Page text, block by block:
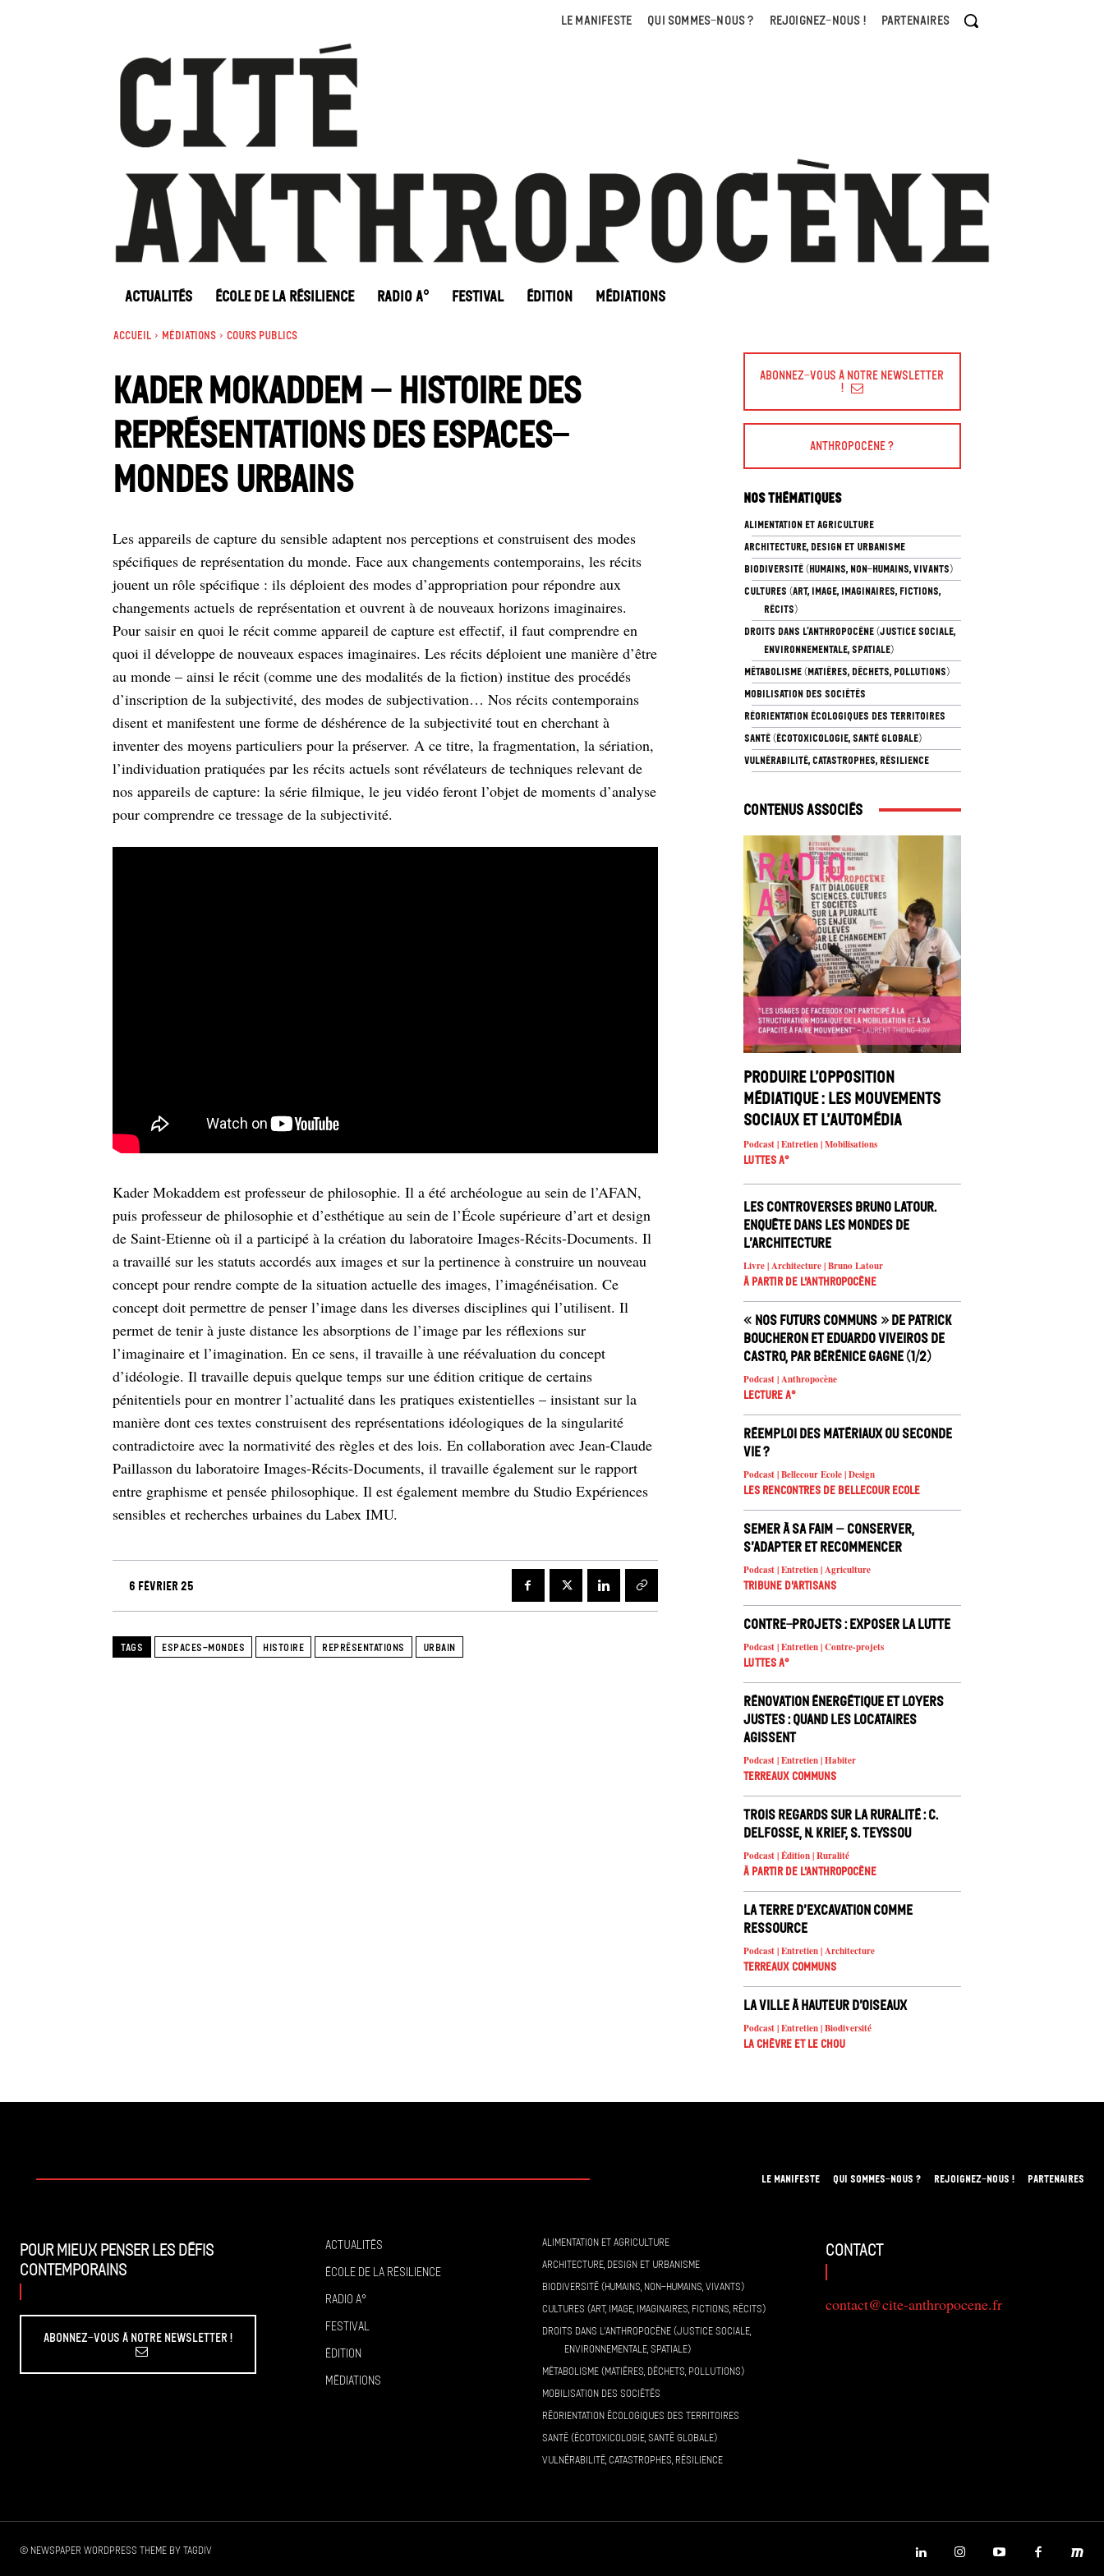
LE MANIFESTE QUI SOMMES-NOUS ? REJOIGNEZ-NOUS ! PARTENAIRES
ACTUALITÉS ÉCOLE DE LA RÉSILIENCE RADIO A° FESTIVAL ÉDITION MÉDIATIONS
Accueil Médiations Cours Publics
Kader Mokaddem – Histoire des
représentations des espaces-
mondes urbains
Les appareils de capture du sensible adaptent nos perceptions et construisent des modes
spécifiques de représentation du monde. Face aux changements contemporains, les récits
jouent un rôle spécifique : ils déploient des modes d’appropriation pour répondre aux
changements actuels de représentation et ouvrent à de nouveaux horizons imaginaires.
Pour saisir en quoi le récit comme appareil de capture est effectif, il faut comprendre en
quoi il développe de nouveaux espaces imaginaires. Les récits déploient une manière d’être
au monde – ainsi le récit (comme une des modalités de la fiction) institue des procédés
d’inscription de la subjectivité, des modes de subjectivation… Nos récits contemporains
disent et manifestent une forme de déshérence de la subjectivité tout en cherchant à
inventer des moyens particuliers pour la préserver. A ce titre, la fragmentation, la sériation,
l’individuation pratiquées par les récits actuels sont révélateurs de techniques relevant de
nos appareils de capture: la série filmique, le jeu vidéo feront l’objet de moments d’analyse
pour comprendre ce tressage de la subjectivité.
Kader Mokaddem est professeur de philosophie. Il a été archéologue au sein de l’AFAN,
puis professeur de philosophie et d’esthétique au sein de l’École supérieure d’art et design
de Saint-Etienne où il a participé à la création du laboratoire Images-Récits-Documents. Il
a travaillé sur les statuts accordés aux images et sur la pertinence à construire un nouveau
concept pour rendre compte de la situation actuelle des images, l’imagénéisation. Ce
concept doit permettre de penser l’image dans les diverses disciplines qui l’utilisent. Il
permet de tenir à juste distance les absorptions de l’image par les réflexions sur
l’imaginaire et l’imagination. En ce sens, il travaille à une réévaluation du concept
d’idéologie. Il travaille depuis quelque temps sur une édition critique de certains
pénitentiels pour en montrer l’actualité dans les pratiques existentielles – insistant sur la
manière dont ces textes construisent des représentations idéologiques de la singularité
contradictoire avec la normativité des règles et des lois. En collaboration avec Jean-Claude
Paillasson du laboratoire Images-Récits-Documents, il travaille également sur le rapport
entre graphisme et pensée philosophique. Il est également membre du Studio Expériences
sensibles et recherches urbaines du Labex IMU.
6 février 25
TAGS ESPACES-MONDES HISTOIRE REPRÉSENTATIONS URBAIN
Abonnez-vous à Notre Newsletter
!
Anthropocène ?
Nos thématiques
ALIMENTATION ET AGRICULTURE
ARCHITECTURE, DESIGN ET URBANISME
BIODIVERSITÉ (HUMAINS, NON-HUMAINS, VIVANTS)
CULTURES (ART, IMAGE, IMAGINAIRES, FICTIONS,
RÉCITS)
DROITS DANS L’ANTHROPOCÈNE (JUSTICE SOCIALE,
ENVIRONNEMENTALE, SPATIALE)
MÉTABOLISME (MATIÈRES, DÉCHETS, POLLUTIONS)
MOBILISATION DES SOCIÉTÉS
RÉORIENTATION ÉCOLOGIQUES DES TERRITOIRES
SANTÉ (ÉCOTOXICOLOGIE, SANTÉ GLOBALE)
VULNÉRABILITÉ, CATASTROPHES, RÉSILIENCE
Contenus associés
Produire l’opposition
médiatique : les mouvements
sociaux et l’automédia
Podcast | Entretien | Mobilisations
Luttes A°
Les controverses Bruno Latour.
Enquête dans les mondes de
l’architecture
Livre | Architecture | Bruno Latour
À partir de l'anthropocène
« Nos futurs communs » de Patrick
Boucheron et Eduardo Viveiros de
Castro, par Bérénice Gagne (1/2)
Podcast | Anthropocène
Lecture A°
Réemploi des matériaux ou seconde
vie ?
Podcast | Bellecour Ecole | Design
Les rencontres de Bellecour Ecole
Semer à sa faim – conserver,
s’adapter et recommencer
Podcast | Entretien | Agriculture
Tribune d'artisans
Contre-projets : exposer la lutte
Podcast | Entretien | Contre-projets
Luttes A°
Rénovation énergétique et loyers
justes : quand les locataires
agissent
Podcast | Entretien | Habiter
Terreaux Communs
Trois regards sur la ruralité : C.
Delfosse, N. Krief, S. Teyssou
Podcast | Édition | Ruralité
À partir de l'anthropocène
La terre d’excavation comme
ressource
Podcast | Entretien | Architecture
Terreaux Communs
La ville à hauteur d’oiseaux
Podcast | Entretien | Biodiversité
La chèvre et le chou
LE MANIFESTE QUI SOMMES-NOUS ? REJOIGNEZ-NOUS ! PARTENAIRES
Pour mieux penser les défis
contemporains
Abonnez-vous à Notre Newsletter !
Actualités
École de la résilience
Radio A°
Festival
Édition
Médiations
ALIMENTATION ET AGRICULTURE
ARCHITECTURE, DESIGN ET URBANISME
BIODIVERSITÉ (HUMAINS, NON-HUMAINS, VIVANTS)
CULTURES (ART, IMAGE, IMAGINAIRES, FICTIONS, RÉCITS)
DROITS DANS L’ANTHROPOCÈNE (JUSTICE SOCIALE,
ENVIRONNEMENTALE, SPATIALE)
MÉTABOLISME (MATIÈRES, DÉCHETS, POLLUTIONS)
MOBILISATION DES SOCIÉTÉS
RÉORIENTATION ÉCOLOGIQUES DES TERRITOIRES
SANTÉ (ÉCOTOXICOLOGIE, SANTÉ GLOBALE)
VULNÉRABILITÉ, CATASTROPHES, RÉSILIENCE
contact
contact@cite-anthropocene.fr
© Newspaper WordPress Theme by TagDiv